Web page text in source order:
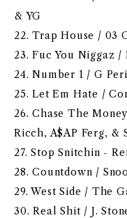
& YG
22. Trap House / 03
23. Fuc You Niggaz /
24. Number 1 / G
25. Let Em Hate /
26. Chase The
Ricch, A$AP Ferg, &
27. Stop Snitchin -
28. Countdown /
29. West Side / The
30. Real Shit / J.